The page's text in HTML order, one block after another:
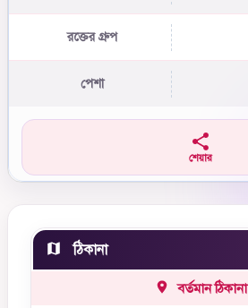
রক্তের গ্রুপ
পেশা
শেয়ার
ঠিকানা
বর্তমান ঠিকানা